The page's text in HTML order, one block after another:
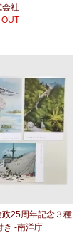
会社
25周年記念３種
き -南洋庁